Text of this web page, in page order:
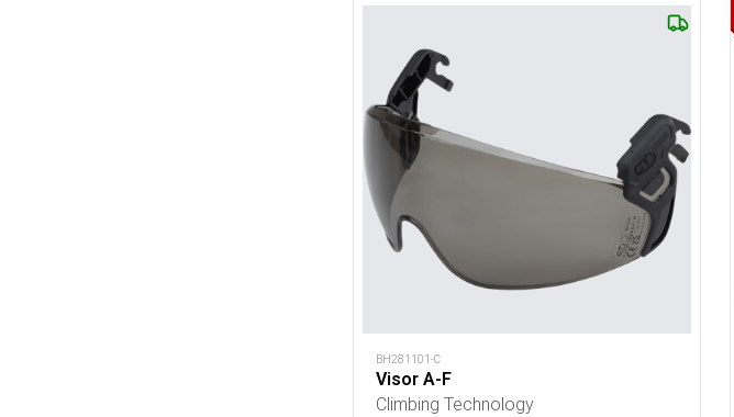
BH281101-C
Visor A-F
Climbing Technology